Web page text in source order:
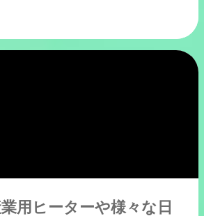
用ヒーターや様々な日